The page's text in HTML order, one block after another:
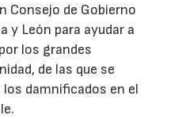
Consejo de Gobierno
y León para ayudar a
los grandes
de las que se
damnificados en el